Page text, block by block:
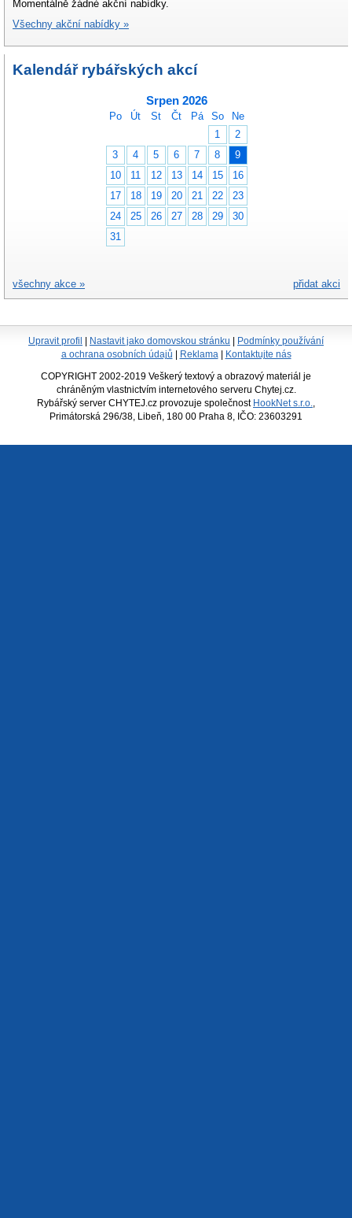
Momentálně žádné akční nabídky.
Všechny akční nabídky »
Kalendář rybářských akcí
Srpen 2026
Po Út St Čt Pá So
Ne
1
2
3
4 5 6 7 8
9
10
11 12 13 14 15
16
17
18 19 20 21 22
23
24
25 26 27 28 29
30
31
přidat akci
všechny akce »
Upravit profil Nastavit jako domovskou stránku
Podmínky používání
a ochrana osobních údajů
Reklama Kontaktujte nás
COPYRIGHT 2002-2019 Veškerý textový a obrazový materiál je
chráněným vlastnictvím internetového serveru Chytej.cz.
Rybářský server CHYTEJ.cz provozuje společnost HookNet s.r.o.
Primátorská 296/38, Libeň, 180 00 Praha 8, IČO: 23603291